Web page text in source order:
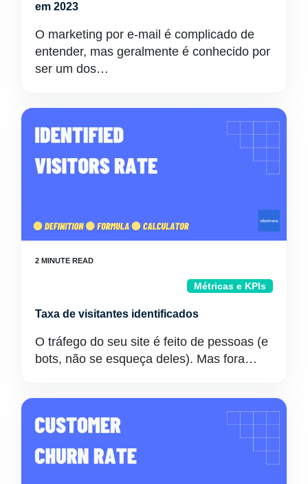
em 2023
O marketing por e-mail é complicado de
entender, mas geralmente é conhecido por
ser um dos…
Métricas e KPIs
Taxa de visitantes identificados
O tráfego do seu site é feito de pessoas (e
bots, não se esqueça deles). Mas fora…